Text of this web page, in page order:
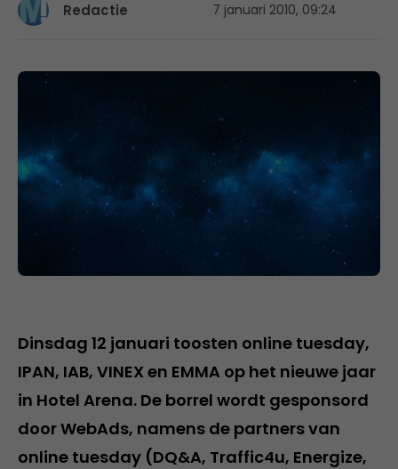
Redactie 7 januari 2010, 09:24
Dinsdag 12 januari toosten online tuesday,
IPAN, IAB, VINEX en EMMA op het nieuwe jaar
in Hotel Arena. De borrel wordt gesponsord
door WebAds, namens de partners van
online tuesday (DQ&A, Traffic4u, Energize,